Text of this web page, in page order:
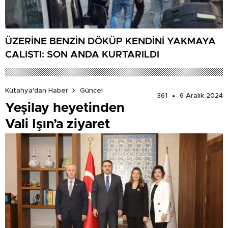
ÜZERİNE BENZİN DÖKÜP KENDİNİ YAKMAYA
ÇALIŞTI: SON ANDA KURTARILDI
Kütahya'dan Haber
Güncel
361
6 Aralık 2024
Yeşilay heyetinden
Vali Işın’a ziyaret